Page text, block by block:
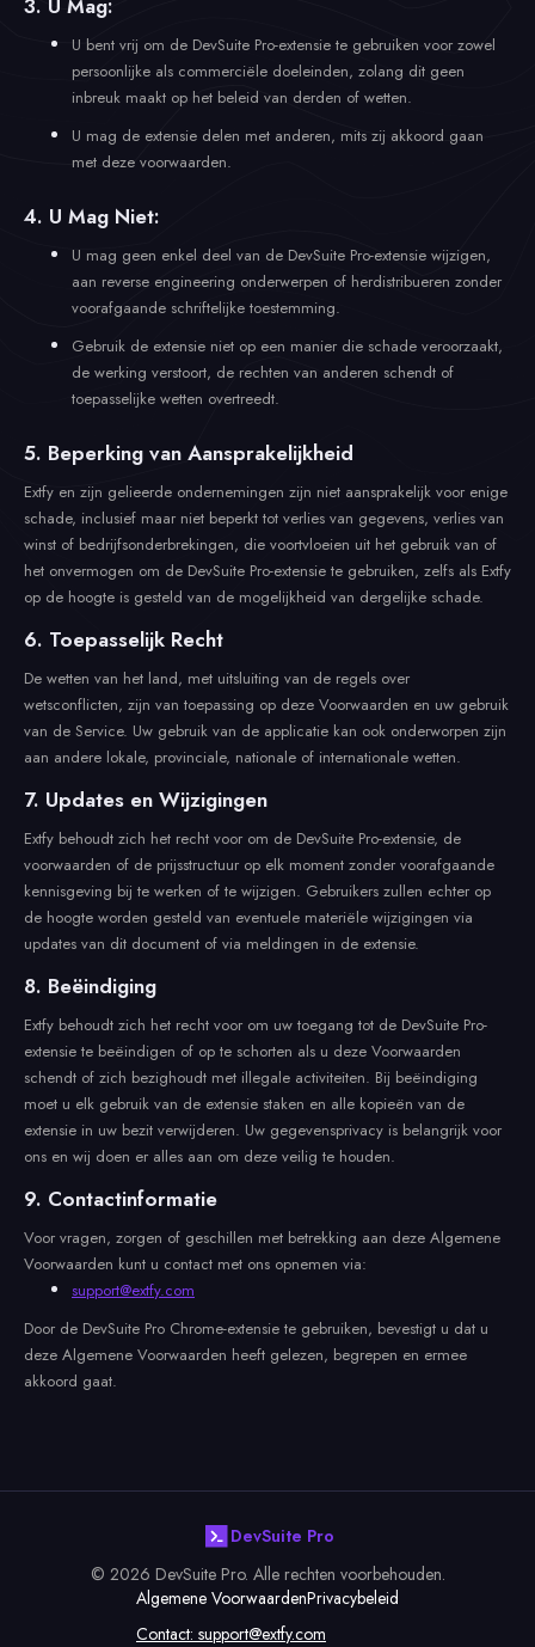
3. U Mag:
U bent vrij om de DevSuite Pro-extensie te gebruiken voor zowel
persoonlijke als commerciële doeleinden, zolang dit geen
inbreuk maakt op het beleid van derden of wetten.
U mag de extensie delen met anderen, mits zij akkoord gaan
met deze voorwaarden.
4. U Mag Niet:
U mag geen enkel deel van de DevSuite Pro-extensie wijzigen,
aan reverse engineering onderwerpen of herdistribueren zonder
voorafgaande schriftelijke toestemming.
Gebruik de extensie niet op een manier die schade veroorzaakt,
de werking verstoort, de rechten van anderen schendt of
toepasselijke wetten overtreedt.
5. Beperking van Aansprakelijkheid
Extfy en zijn gelieerde ondernemingen zijn niet aansprakelijk voor enige
schade, inclusief maar niet beperkt tot verlies van gegevens, verlies van
winst of bedrijfsonderbrekingen, die voortvloeien uit het gebruik van of
het onvermogen om de DevSuite Pro-extensie te gebruiken, zelfs als Extfy
op de hoogte is gesteld van de mogelijkheid van dergelijke schade.
6. Toepasselijk Recht
De wetten van het land, met uitsluiting van de regels over
wetsconflicten, zijn van toepassing op deze Voorwaarden en uw gebruik
van de Service. Uw gebruik van de applicatie kan ook onderworpen zijn
aan andere lokale, provinciale, nationale of internationale wetten.
7. Updates en Wijzigingen
Extfy behoudt zich het recht voor om de DevSuite Pro-extensie, de
voorwaarden of de prijsstructuur op elk moment zonder voorafgaande
kennisgeving bij te werken of te wijzigen. Gebruikers zullen echter op
de hoogte worden gesteld van eventuele materiële wijzigingen via
updates van dit document of via meldingen in de extensie.
8. Beëindiging
Extfy behoudt zich het recht voor om uw toegang tot de DevSuite Pro-
extensie te beëindigen of op te schorten als u deze Voorwaarden
schendt of zich bezighoudt met illegale activiteiten. Bij beëindiging
moet u elk gebruik van de extensie staken en alle kopieën van de
extensie in uw bezit verwijderen. Uw gegevensprivacy is belangrijk voor
ons en wij doen er alles aan om deze veilig te houden.
9. Contactinformatie
Voor vragen, zorgen of geschillen met betrekking aan deze Algemene
Voorwaarden kunt u contact met ons opnemen via:
support@extfy.com
Door de DevSuite Pro Chrome-extensie te gebruiken, bevestigt u dat u
deze Algemene Voorwaarden heeft gelezen, begrepen en ermee
akkoord gaat.
DevSuite Pro
© 2026 DevSuite Pro. Alle rechten voorbehouden.
Algemene VoorwaardenPrivacybeleid
Contact: support@extfy.com